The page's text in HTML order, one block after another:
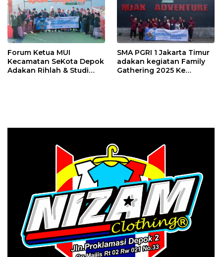
Forum Ketua MUI
Kecamatan SeKota Depok
Adakan Rihlah & Studi
SMA PGRI 1 Jakarta Timur
adakan kegiatan Family
Gathering 2025 Ke